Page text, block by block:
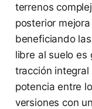
terrenos
posterior
beneficiando
libre al suelo es
tracción
potencia entre
versiones con